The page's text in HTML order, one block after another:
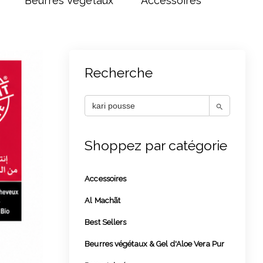
Recherche
Search
for:
Search Button
Shoppez par catégorie
Accessoires
Al Machãt
Best Sellers
Beurres végétaux & Gel d'Aloe Vera Pur